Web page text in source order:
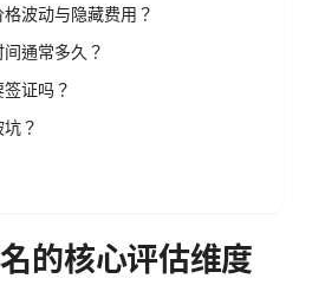
波动与隐藏费用？
通常多久？
证吗？
？
的核心评估维度